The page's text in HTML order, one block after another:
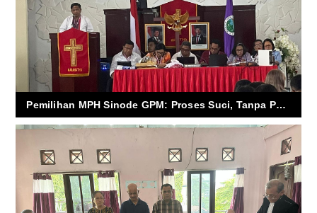
Pemilihan MPH Sinode GPM: Proses Suci, Tanpa Pencalonan Terbuka, Murni Suara Sidang dan Kehendak Tuhan